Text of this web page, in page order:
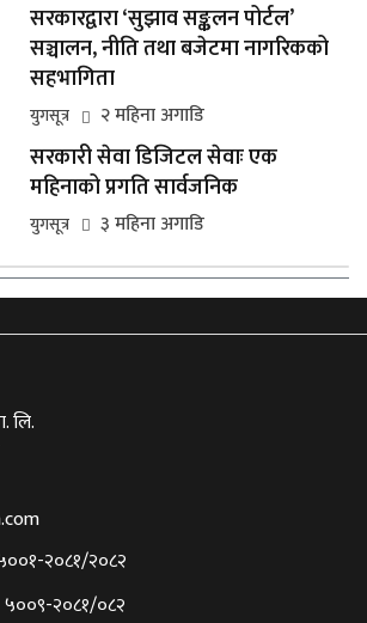
सरकारद्वारा ‘सुझाव सङ्कलन पोर्टल’
सञ्चालन, नीति तथा बजेटमा नागरिकको
सहभागिता
युगसूत्र २ महिना अगाडि
सरकारी सेवा डिजिटल सेवाः एक
महिनाको प्रगति सार्वजनिक
युगसूत्र ३ महिना अगाडि
लि.
२०८१/२०८२
५००९-२०८१/०८२